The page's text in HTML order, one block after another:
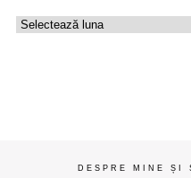
Uzina
DESPRE MINE ȘI